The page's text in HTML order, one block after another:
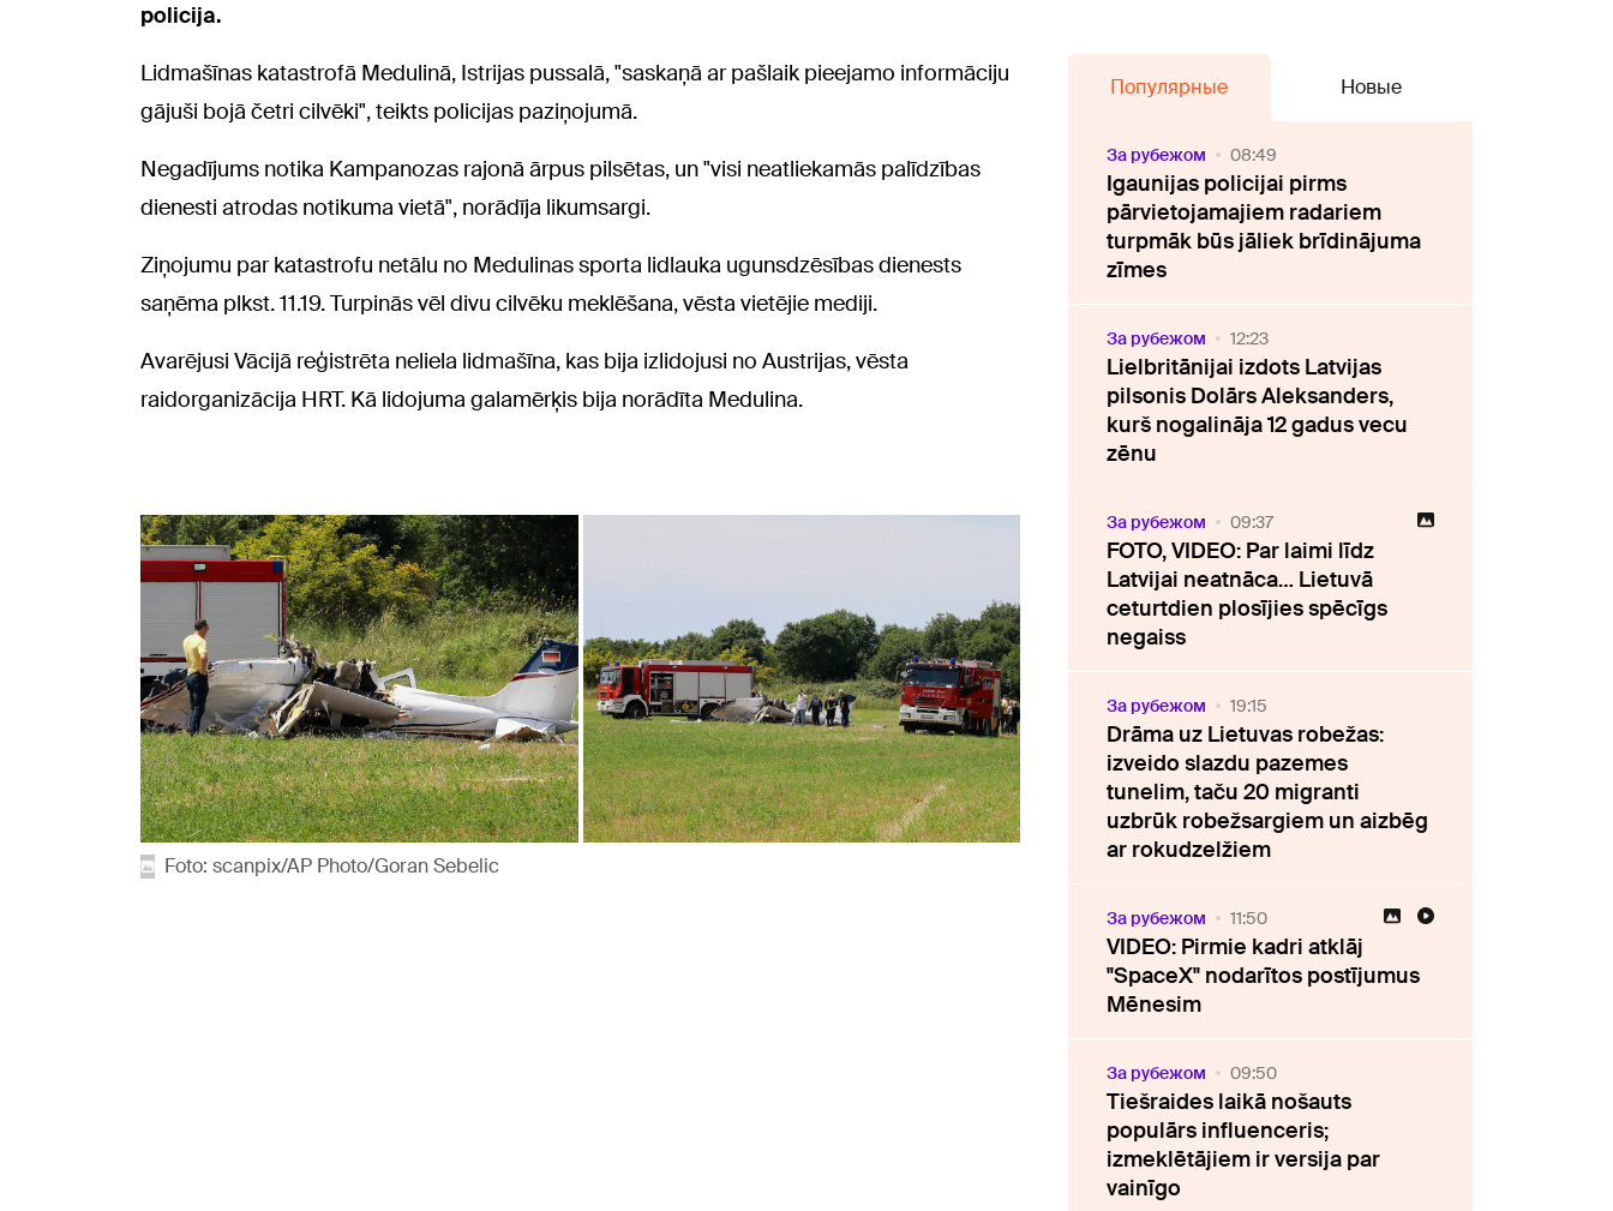
policija.
Lidmašīnas katastrofā Medulinā, Istrijas pussalā, "saskaņā ar pašlaik pieejamo informāciju
gājuši bojā četri cilvēki", teikts policijas paziņojumā.
Negadījums notika Kampanozas rajonā ārpus pilsētas, un "visi neatliekamās palīdzības
dienesti atrodas notikuma vietā", norādīja likumsargi.
Ziņojumu par katastrofu netālu no Medulinas sporta lidlauka ugunsdzēsības dienests
saņēma plkst. 11.19. Turpinās vēl divu cilvēku meklēšana, vēsta vietējie mediji.
Avarējusi Vācijā reģistrēta neliela lidmašīna, kas bija izlidojusi no Austrijas, vēsta
raidorganizācija HRT. Kā lidojuma galamērķis bija norādīta Medulina.
Foto: scanpix/AP Photo/Goran Sebelic
Популярные Новые
За рубежом 08:49
Igaunijas policijai pirms
pārvietojamajiem radariem
turpmāk būs jāliek brīdinājuma
zīmes
За рубежом 12:23
Lielbritānijai izdots Latvijas
pilsonis Dolārs Aleksanders,
kurš nogalināja 12 gadus vecu
zēnu
За рубежом 09:37
FOTO, VIDEO: Par laimi līdz
Latvijai neatnāca… Lietuvā
ceturtdien plosījies spēcīgs
negaiss
За рубежом 19:15
Drāma uz Lietuvas robežas:
izveido slazdu pazemes
tunelim, taču 20 migranti
uzbrūk robežsargiem un aizbēg
ar rokudzelžiem
За рубежом 11:50
VIDEO: Pirmie kadri atklāj
"SpaceX" nodarītos postījumus
Mēnesim
За рубежом 09:50
Tiešraides laikā nošauts
populārs influenceris;
izmeklētājiem ir versija par
vainīgo